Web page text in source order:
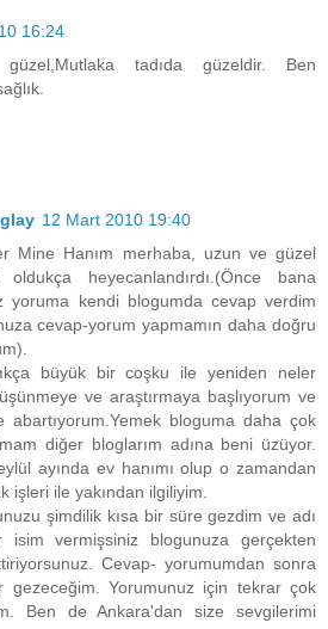
16:24
tadıda güzeldir. Ben
12 Mart 2010 19:40
Mine Hanım merhaba, uzun ve güzel
heyecanlandırdı.(Önce bana
yoruma kendi blogumda cevap verdim
cevap-yorum yapmamın daha doğru
büyük bir coşku ile yeniden neler
ve araştırmaya başlıyorum ve
abartıyorum.Yemek bloguma daha çok
diğer bloglarım adına beni üzüyor.
ayında ev hanımı olup o zamandan
işleri ile yakından ilgiliyim.
şimdilik kısa bir süre gezdim ve adı
vermişsiniz blogunuza gerçekten
Cevap- yorumumdan sonra
gezeceğim. Yorumunuz için tekrar çok
Ben de Ankara'dan size sevgilerimi